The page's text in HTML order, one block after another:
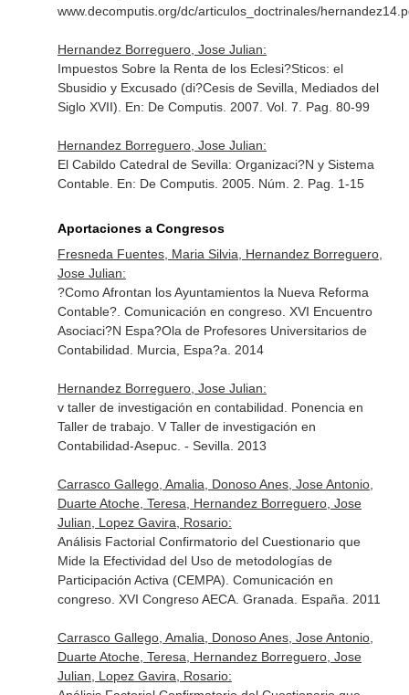
www.decomputis.org/dc/articulos_doctrinales/
Hernandez Borreguero, Jose Julian:
Impuestos Sobre la Renta de los Eclesi?Sticos: el
Sbusidio y Excusado (di?Cesis de Sevilla, Mediados del
Siglo XVII). En: De Computis. 2007. Vol. 7. Pag. 80-99
Hernandez Borreguero, Jose Julian:
El Cabildo Catedral de Sevilla: Organizaci?N y Sistema
Contable. En: De Computis. 2005. Núm. 2. Pag. 1-15
Aportaciones a Congresos
Fresneda Fuentes, Maria Silvia, Hernandez Borreguero,
Jose Julian:
?Como Afrontan los Ayuntamientos la Nueva Reforma
Contable?. Comunicación en congreso. XVI Encuentro
Asociaci?N Espa?Ola de Profesores Universitarios de
Contabilidad. Murcia, Espa?a. 2014
Hernandez Borreguero, Jose Julian:
v taller de investigación en contabilidad. Ponencia en
Taller de trabajo. V Taller de investigación en
Contabilidad-Asepuc. - Sevilla. 2013
Carrasco Gallego, Amalia, Donoso Anes, Jose Antonio,
Duarte Atoche, Teresa, Hernandez Borreguero, Jose
Julian, Lopez Gavira, Rosario:
Análisis Factorial Confirmatorio del Cuestionario que
Mide la Efectividad del Uso de metodologías de
Participación Activa (CEMPA). Comunicación en
congreso. XVI Congreso AECA. Granada. España. 2011
Carrasco Gallego, Amalia, Donoso Anes, Jose Antonio,
Duarte Atoche, Teresa, Hernandez Borreguero, Jose
Julian, Lopez Gavira, Rosario: